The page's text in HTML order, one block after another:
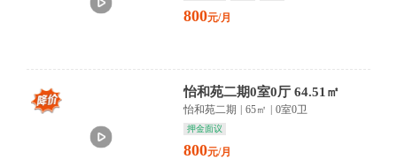
800元/月
怡和苑二期0室0厅 64.51㎡
怡和苑二期 65㎡ 0室0卫
押金面议
800元/月